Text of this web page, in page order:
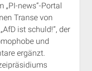
„PI-news“-Portal
Transe von
ist schuld!“, der
und
ergänzt.